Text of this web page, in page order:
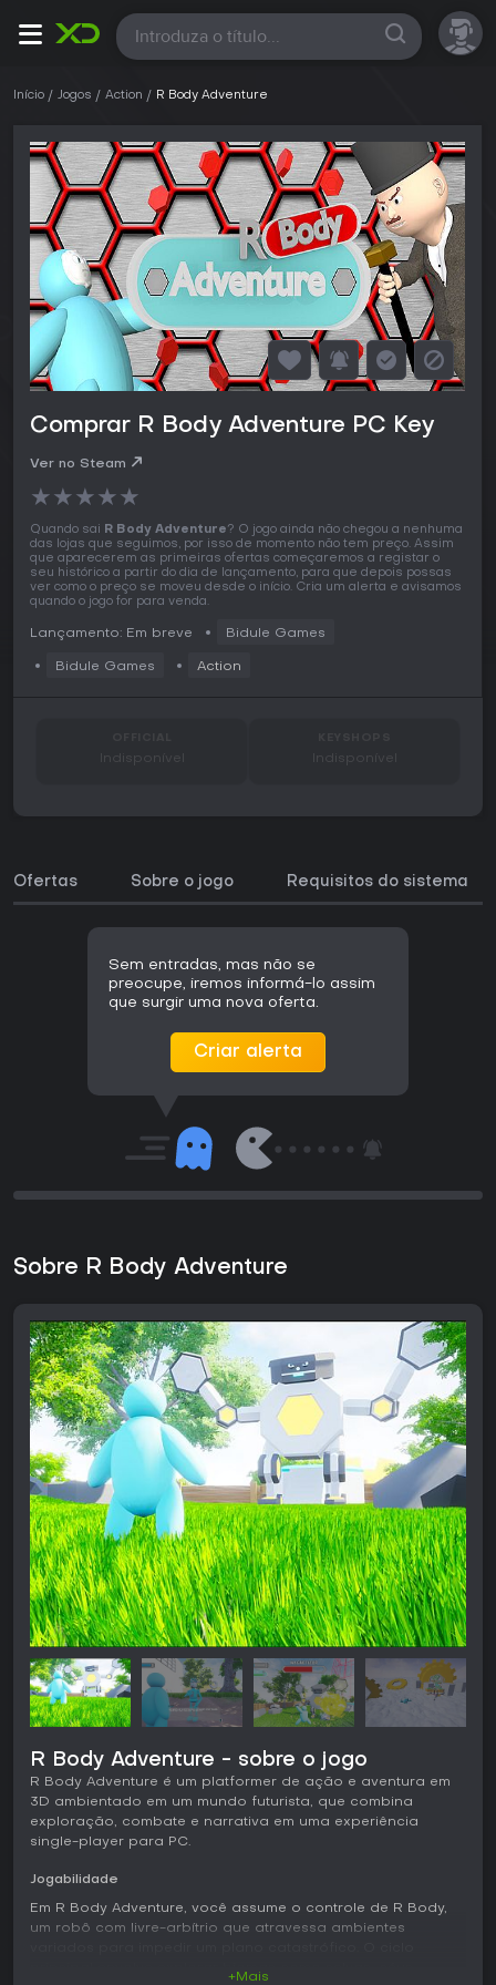
Todas
Início Jogos Action R Body Adventure
Comprar R Body Adventure PC Key
Ver no Steam
★★★★★
Quando sai R Body Adventure? O jogo ainda não chegou a nenhuma
das lojas que seguimos, por isso de momento não tem preço. Assim
que aparecerem as primeiras ofertas começaremos a registar o
seu histórico a partir do dia de lançamento, para que depois possas
ver como o preço se moveu desde o início. Cria um alerta e avisamos
quando o jogo for para venda.
Lançamento: Em breve Bidule Games
Bidule Games Action
Indisponível Indisponível
Ofertas Sobre o jogo Requisitos do sistema
Sem entradas, mas não se
preocupe, iremos informá-lo assim
que surgir uma nova oferta.
Criar alerta
Sobre R Body Adventure
R Body Adventure - sobre o jogo
R Body Adventure é um platformer de ação e aventura em
3D ambientado em um mundo futurista, que combina
exploração, combate e narrativa em uma experiência
single-player para PC.
Jogabilidade
Em R Body Adventure, você assume o controle de R Body,
um robô com livre-arbítrio que atravessa ambientes
+Mais